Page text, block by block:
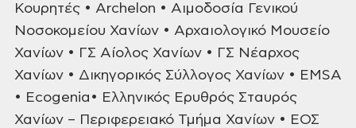
Κουρητές • Archelon • Αιμοδοσία Γενικού
Νοσοκομείου Χανίων • Αρχαιολογικό Μουσείο
Χανίων • ΓΣ Αίολος Χανίων • ΓΣ Νέαρχος
Χανίων • Δικηγορικός Σύλλογος Χανίων • EMSA
• Ecogenia• Ελληνικός Ερυθρός Σταυρός
Χανίων – Περιφερειακό Τμήμα Χανίων • ΕΟΣ